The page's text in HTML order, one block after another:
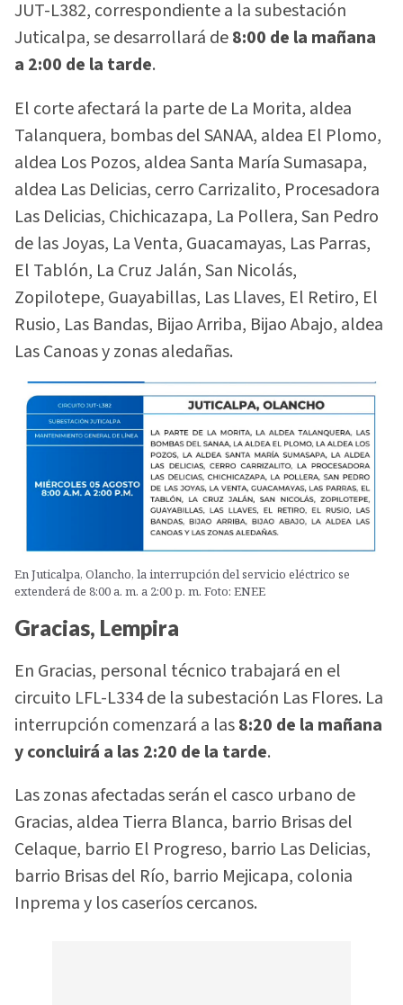
JUT-L382, correspondiente a la subestación
Juticalpa, se desarrollará de8:00 de la mañana
a 2:00 de la tarde.
El corte afectará la parte de La Morita, aldea
Talanquera, bombas del SANAA, aldea El Plomo,
aldea Los Pozos, aldea Santa María Sumasapa,
aldea Las Delicias, cerro Carrizalito, Procesadora
Las Delicias, Chichicazapa, La Pollera, San Pedro
de las Joyas, La Venta, Guacamayas, Las Parras,
El Tablón, La Cruz Jalán, San Nicolás,
Zopilotepe, Guayabillas, Las Llaves, El Retiro, El
Rusio, Las Bandas, Bijao Arriba, Bijao Abajo, aldea
Las Canoas y zonas aledañas.
En Juticalpa, Olancho, la interrupción del servicio eléctrico se
extenderá de 8:00 a. m. a 2:00 p. m. Foto: ENEE
Gracias, Lempira
En Gracias, personal técnico trabajará en el
circuito LFL-L334 de la subestación Las Flores. La
interrupción comenzará a las8:20 de la mañana
y concluirá a las 2:20 de la tarde.
Las zonas afectadas serán el casco urbano de
Gracias, aldea Tierra Blanca, barrio Brisas del
Celaque, barrio El Progreso, barrio Las Delicias,
barrio Brisas del Río, barrio Mejicapa, colonia
Inprema y los caseríos cercanos.